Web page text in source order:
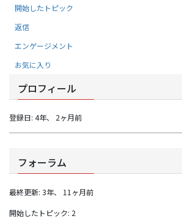
開始したトピック
返信
エンゲージメント
お気に入り
プロフィール
登録日: 4年、 2ヶ月前
フォーラム
最終更新: 3年、 11ヶ月前
開始したトピック: 2